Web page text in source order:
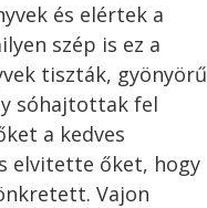
és elértek a
szép is ez a
tiszták, gyönyörű
sóhajtottak fel
a kedves
elvitette őket, hogy
Vajon